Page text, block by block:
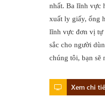
nhất. Ba lĩnh vực
xuất ly giấy, ống
lĩnh vực đơn vị tự
sắc cho người
chúng tôi, bạn sẽ
Xem chi